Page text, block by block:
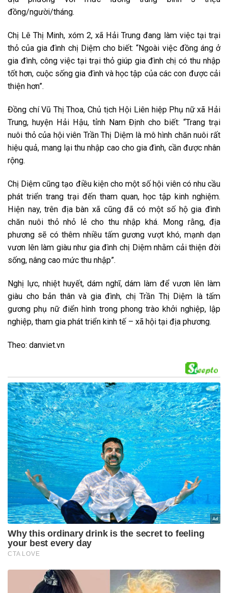
đồng/người/tháng.
Chị Lê Thị Minh, xóm 2, xã Hải Trung đang làm việc tại trại
thỏ của gia đình chị Diệm cho biết: “Ngoài việc đồng áng ở
gia đình, công việc tại trại thỏ giúp gia đình chị có thu nhập
tốt hơn, cuộc sống gia đình và học tập của các con được cải
thiện hơn”.
Đồng chí Vũ Thị Thoa, Chủ tịch Hội Liên hiệp Phụ nữ xã Hải
Trung, huyện Hải Hậu, tỉnh Nam Định cho biết: “Trang trại
nuôi thỏ của hội viên Trần Thị Diệm là mô hình chăn nuôi rất
hiệu quả, mang lại thu nhập cao cho gia đình, cần được nhân
rộng.
Chị Diệm cũng tạo điều kiện cho một số hội viên có nhu cầu
phát triển trang trại đến tham quan, học tập kinh nghiệm.
Hiện nay, trên địa bàn xã cũng đã có một số hộ gia đình
chăn nuôi thỏ nhỏ lẻ cho thu nhập khá. Mong rằng, địa
phương sẽ có thêm nhiều tấm gương vượt khó, mạnh dạn
vươn lên làm giàu như gia đình chị Diệm nhằm cải thiện đời
sống, nâng cao mức thu nhập”.
Nghị lực, nhiệt huyết, dám nghĩ, dám làm để vươn lên làm
giàu cho bản thân và gia đình, chị Trần Thị Diệm là tấm
gương phụ nữ điển hình trong phong trào khởi nghiệp, lập
nghiệp, tham gia phát triển kinh tế – xã hội tại địa phương.
Theo: danviet.vn